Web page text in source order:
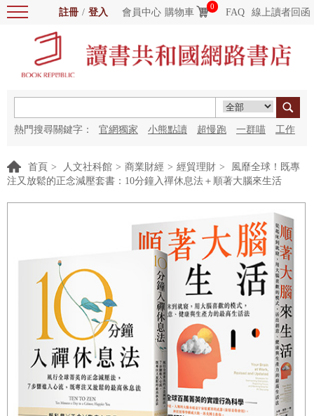
註冊 / 登入 會員中心 購物車
0
FAQ 線上讀者回函
熱門搜尋關鍵字： 官網獨家 小熊點讀 超慢跑 一群喵 工作
首頁 > 人文社科館 > 商業財經 > 經貿理財 >
風靡全球！既專
注又放鬆的正念減壓套書：10分鐘入禪休息法＋順著大腦來生活